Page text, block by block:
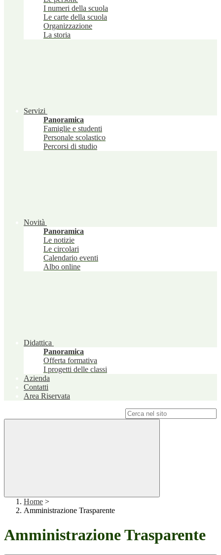
I numeri della scuola
Le carte della scuola
Organizzazione
La storia
Servizi
Panoramica
Famiglie e studenti
Personale scolastico
Percorsi di studio
Novità
Panoramica
Le notizie
Le circolari
Calendario eventi
Albo online
Didattica
Panoramica
Offerta formativa
I progetti delle classi
Azienda
Contatti
Area Riservata
Home >
Amministrazione Trasparente
Amministrazione Trasparente